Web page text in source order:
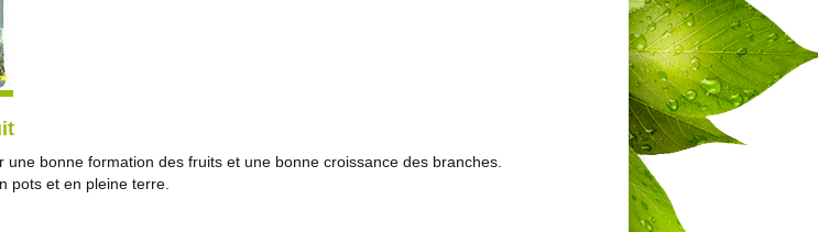
une bonne formation des fruits et une bonne croissance des branches.
pots et en pleine terre.